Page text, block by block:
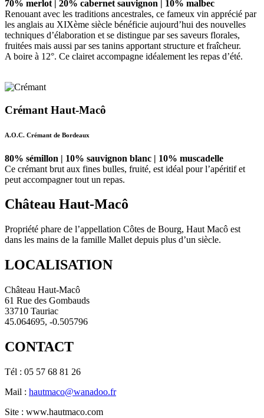
70% merlot | 20% cabernet sauvignon | 10% malbec
Renouant avec les traditions ancestrales, ce fameux vin apprécié par
les anglais au XIXème siècle bénéficie aujourd’hui des nouvelles
techniques d’élaboration et se distingue par ses saveurs florales,
fruitées mais aussi par ses tanins apportant structure et fraîcheur.
A boire à 12°. Ce clairet accompagne idéalement les repas d’été.
Crémant Haut-Macô
A.O.C. Crémant de Bordeaux
80% sémillon | 10% sauvignon blanc | 10% muscadelle
Ce crémant brut aux fines bulles, fruité, est idéal pour l’apéritif et
peut accompagner tout un repas.
Château Haut-Macô
Propriété phare de l’appellation Côtes de Bourg, Haut Macô est
dans les mains de la famille Mallet depuis plus d’un siècle.
LOCALISATION
Château Haut-Macô
61 Rue des Gombauds
33710 Tauriac
45.064695, -0.505796
CONTACT
Tél : 05 57 68 81 26
Mail : hautmaco@wanadoo.fr
Site : www.hautmaco.com